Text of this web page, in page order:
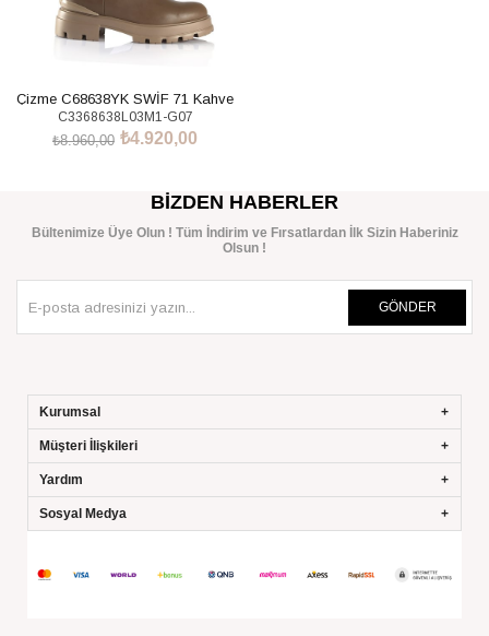
Çizme C68638YK SWİF 71 Kahve
C3368638L03M1-G07
₺4.920,00
₺8.960,00
BIZDEN HABERLER
Bültenimize Üye Olun ! Tüm İndirim ve Fırsatlardan İlk Sizin Haberiniz
Olsun !
GÖNDER
Kurumsal
Müşteri İlişkileri
Yardım
Sosyal Medya